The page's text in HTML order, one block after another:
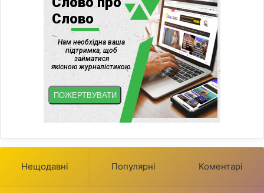
Нещодавні Популярні Коментарі